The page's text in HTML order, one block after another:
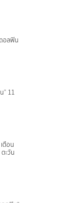
อลฟิน
” 11
ตือน
ะวัน